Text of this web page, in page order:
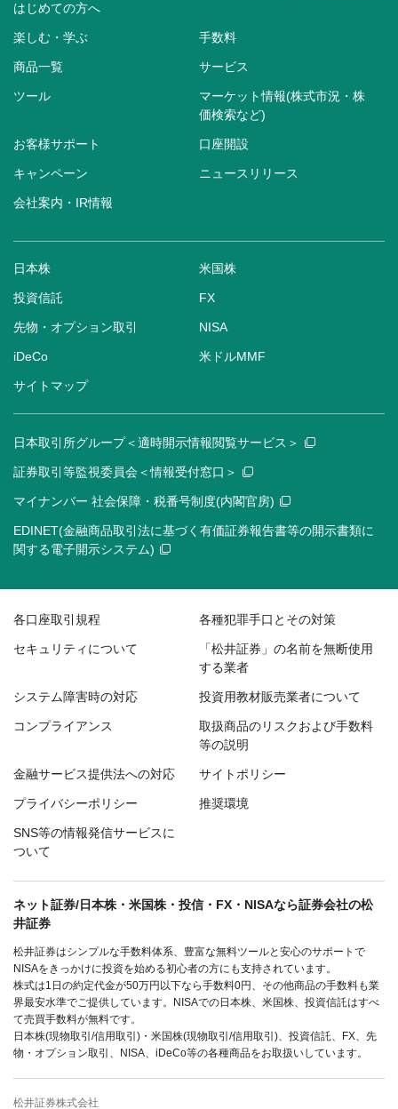
はじめての方へ
楽しむ・学ぶ 手数料
商品一覧 サービス
ツール
マーケット情報(株式市況・株
価検索など)
お客様サポート 口座開設
キャンペーン ニュースリリース
会社案内・IR情報
日本株 米国株
投資信託 FX
先物・オプション取引 NISA
iDeCo 米ドルMMF
サイトマップ
日本取引所グループ＜適時開示情報閲覧サービス＞
証券取引等監視委員会＜情報受付窓口＞
マイナンバー 社会保障・税番号制度(内閣官房)
EDINET(金融商品取引法に基づく有価証券報告書等の開示書類に
関する電子開示システム)
各口座取引規程 各種犯罪手口とその対策
セキュリティについて
「松井証券」の名前を無断使用
する業者
システム障害時の対応 投資用教材販売業者について
コンプライアンス
取扱商品のリスクおよび手数料
等の説明
金融サービス提供法への対応 サイトポリシー
プライバシーポリシー 推奨環境
SNS等の情報発信サービスに
ついて
ネット証券/日本株・米国株・投信・FX・NISAなら証券会社の松
井証券
松井証券はシンプルな手数料体系、豊富な無料ツールと安心のサポートで
NISAをきっかけに投資を始める初心者の方にも支持されています。
株式は1日の約定代金が50万円以下なら手数料0円、その他商品の手数料も業
界最安水準でご提供しています。NISAでの日本株、米国株、投資信託はすべ
て売買手数料が無料です。
日本株(現物取引/信用取引)・米国株(現物取引/信用取引)、投資信託、FX、先
物・オプション取引、NISA、iDeCo等の各種商品をお取扱いしています。
松井証券株式会社